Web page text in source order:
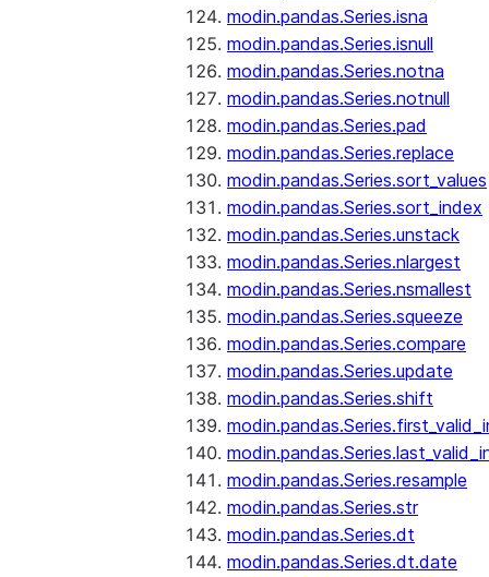
modin.pandas.Series.isna
modin.pandas.Series.isnull
modin.pandas.Series.notna
modin.pandas.Series.notnull
modin.pandas.Series.pad
modin.pandas.Series.replace
modin.pandas.Series.sort_values
modin.pandas.Series.sort_index
modin.pandas.Series.unstack
modin.pandas.Series.nlargest
modin.pandas.Series.nsmallest
modin.pandas.Series.squeeze
modin.pandas.Series.compare
modin.pandas.Series.update
modin.pandas.Series.shift
modin.pandas.Series.resample
modin.pandas.Series.str
modin.pandas.Series.dt
modin.pandas.Series.dt.date